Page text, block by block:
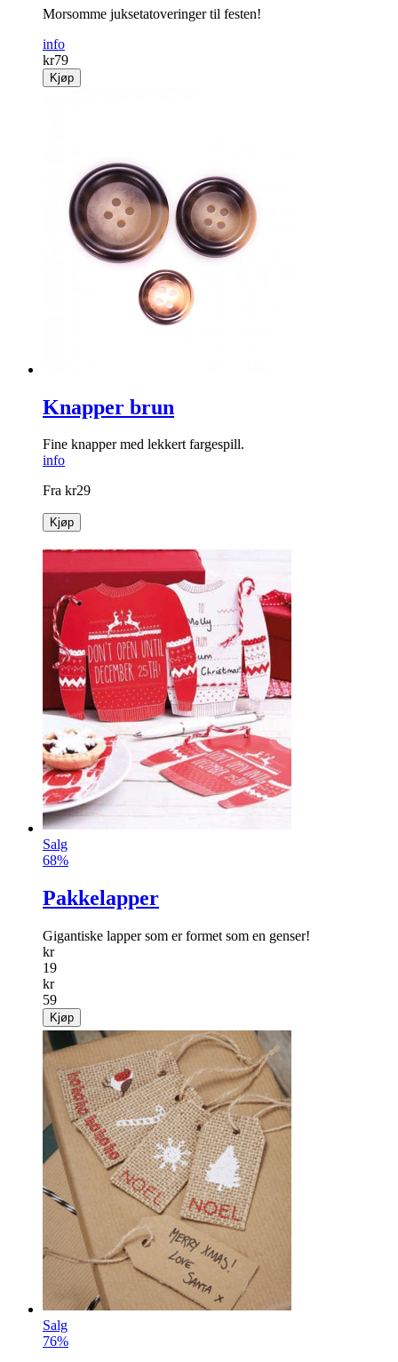
Morsomme juksetatoveringer til festen!
info
kr79
Kjøp
Knapper brun
Fine knapper med lekkert fargespill.
info
Fra kr29
Kjøp
Salg
68%
Pakkelapper
Gigantiske lapper som er formet som en genser!
kr
19
kr
59
Kjøp
Salg
76%